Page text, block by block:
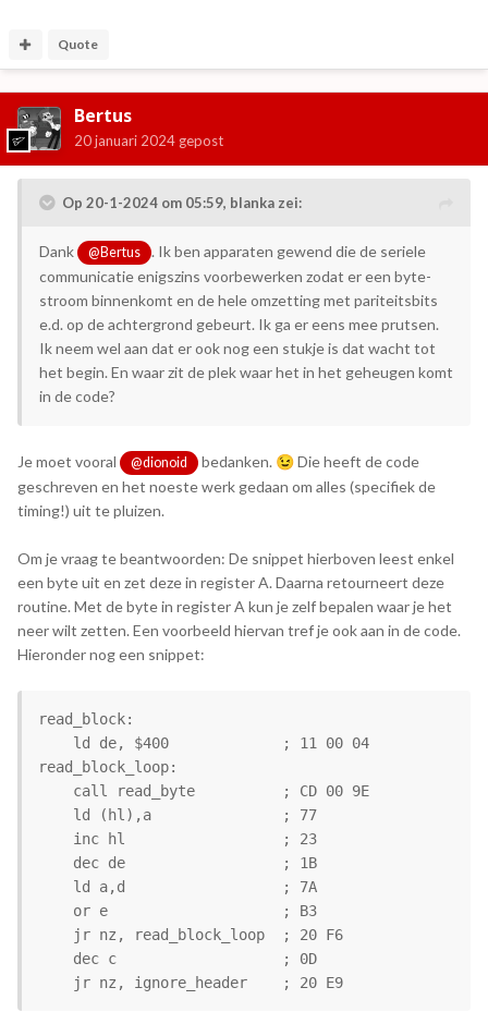
Quote
Bertus
20 januari 2024 gepost
Op 20-1-2024 om 05:59, blanka zei:
Dank @Bertus
. Ik ben apparaten gewend die de seriele
communicatie enigszins voorbewerken zodat er een byte-
stroom binnenkomt en de hele omzetting met pariteitsbits
e.d. op de achtergrond gebeurt. Ik ga er eens mee prutsen.
Ik neem wel aan dat er ook nog een stukje is dat wacht tot
het begin. En waar zit de plek waar het in het geheugen komt
in de code?
Je moet vooral @dionoid bedanken. 😉Die heeft de code
geschreven en het noeste werk gedaan om alles (specifiek de
timing!) uit te pluizen.
Om je vraag te beantwoorden: De snippet hierboven leest enkel
een byte uit en zet deze in register A. Daarna retourneert deze
routine. Met de byte in register A kun je zelf bepalen waar je het
neer wilt zetten. Een voorbeeld hiervan tref je ook aan in de code.
Hieronder nog een snippet:
read_block:
read_block_loop:
    jr nz, ignore_header    ; 20 E9